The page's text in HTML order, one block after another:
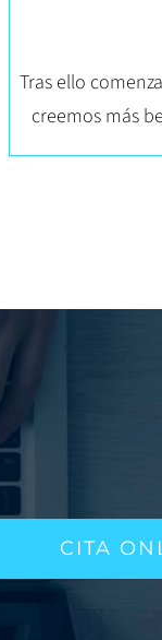
Tras ello
creemos más
CITA